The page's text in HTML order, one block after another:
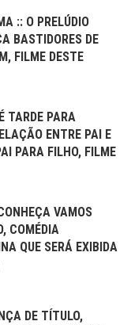
:: O PRELÚDIO
BASTIDORES DE
FILME DESTE
TARDE PARA
ENTRE PAI E
PARA FILHO, FILME
VAMOS
COMÉDIA
QUE SERÁ EXIBIDA
DE TÍTULO,